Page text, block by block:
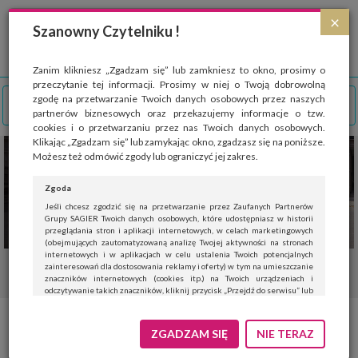
×
Szanowny Czytelniku !
Zanim klikniesz „Zgadzam się” lub zamkniesz to okno, prosimy o
przeczytanie tej informacji. Prosimy w niej o Twoją dobrowolną
zgodę na przetwarzanie Twoich danych osobowych przez naszych
partnerów biznesowych oraz przekazujemy informacje o tzw.
cookies i o przetwarzaniu przez nas Twoich danych osobowych.
Klikając „Zgadzam się” lub zamykając okno, zgadzasz się na poniższe.
Możesz też odmówić zgody lub ograniczyć jej zakres.
Zgoda
Jeśli chcesz zgodzić się na przetwarzanie przez Zaufanych Partnerów
Grupy SAGIER Twoich danych osobowych, które udostępniasz w historii
przeglądania stron i aplikacji internetowych, w celach marketingowych
(obejmujących zautomatyzowaną analizę Twojej aktywności na stronach
internetowych i w aplikacjach w celu ustalenia Twoich potencjalnych
zainteresowań dla dostosowania reklamy i oferty) w tym na umieszczanie
znaczników internetowych (cookies itp.) na Twoich urządzeniach i
odczytywanie takich znaczników, kliknij przycisk „Przejdź do serwisu” lub
Jeśli nie chcesz wyrazić zgody, kliknij „Nie teraz”.
Wyrażenie zgody jest dobrowolne. Możesz edytować zakres zgody, w tym
ZGADZAM SIĘ NIE TERAZ
Strona wykorzystuje pliki cookies, które służą głównie do celów statystycznych.
Wyrażając zgodę na używanie 'cookies', zezwalasz na zapisanie ich w pamięci
przeglądarki. Przejdź do
polityki cookies